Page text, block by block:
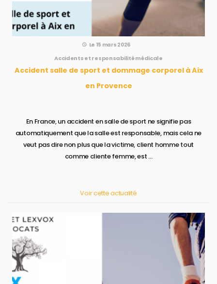
Le 15 mars 2026
Accidents et responsabilité médicale
Accident salle de sport et dommage corporel à Aix
en Provence
En France, un accident en salle de sport ne signifie pas
automatiquement que la salle est responsable, mais cela ne
veut pas dire non plus que la victime, client homme tout
comme cliente femme, est ...
Voir cette actualité